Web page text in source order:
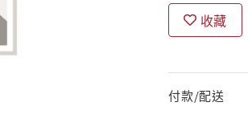
收藏
付款/配送